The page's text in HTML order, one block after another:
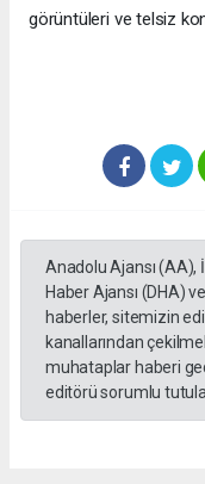
görüntüleri ve telsiz
Anadolu Ajansı (AA),
Haber Ajansı (DHA)
haberler, sitemizin
kanallarından
muhataplar haberi
editörü sorumlu